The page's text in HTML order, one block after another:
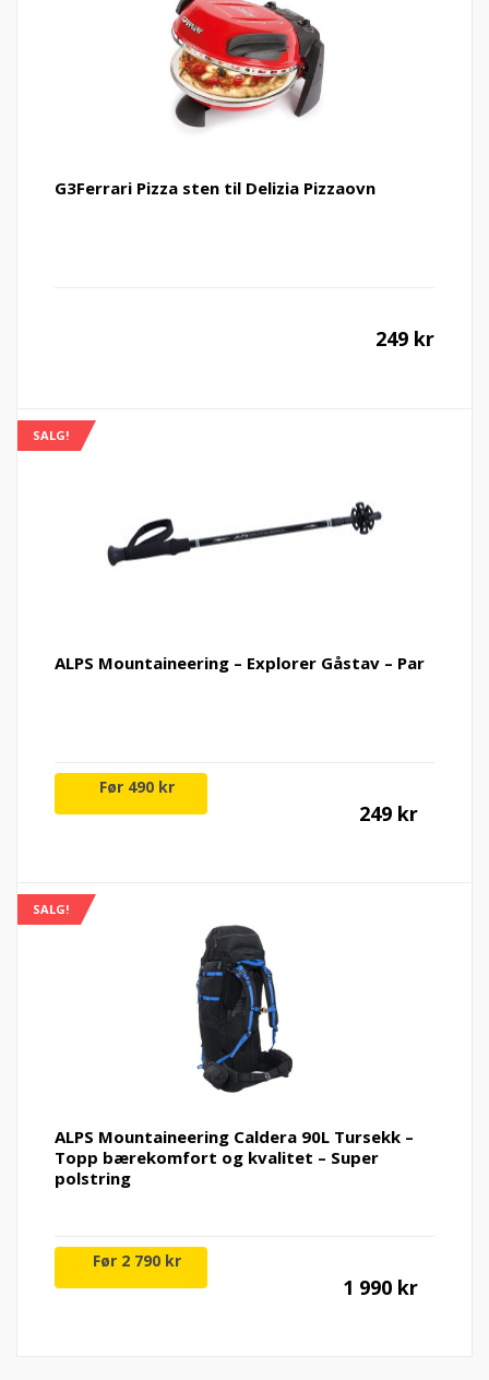
G3Ferrari Pizza sten til Delizia Pizzaovn
249 kr
SALG!
ALPS Mountaineering – Explorer Gåstav – Par
490 kr
249 kr
SALG!
ALPS Mountaineering Caldera 90L Tursekk –
Topp bærekomfort og kvalitet – Super
polstring
2 790 kr
1 990 kr